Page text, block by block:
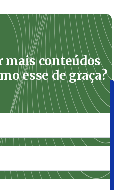
mais conteúdos
esse de graça?